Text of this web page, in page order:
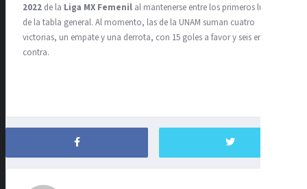
2022 de la Liga MX Femenil al mantenerse entre los primeros lugares
de la tabla general. Al momento, las de la UNAM suman cuatro
victorias, un empate y una derrota, con 15 goles a favor y seis en
contra.